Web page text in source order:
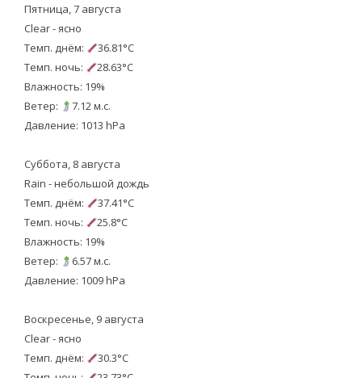
Пятница, 7 августа
Clear - ясно
Темп. днём:
36.81°C
Темп. ночь:
28.63°C
Влажность: 19%
Ветер:
7.12 м.с.
Давление: 1013 hPa
Суббота, 8 августа
Rain - небольшой дождь
Темп. днём:
37.41°C
Темп. ночь:
25.8°C
Влажность: 19%
Ветер:
6.57 м.с.
Давление: 1009 hPa
Воскресенье, 9 августа
Clear - ясно
Темп. днём:
30.3°C